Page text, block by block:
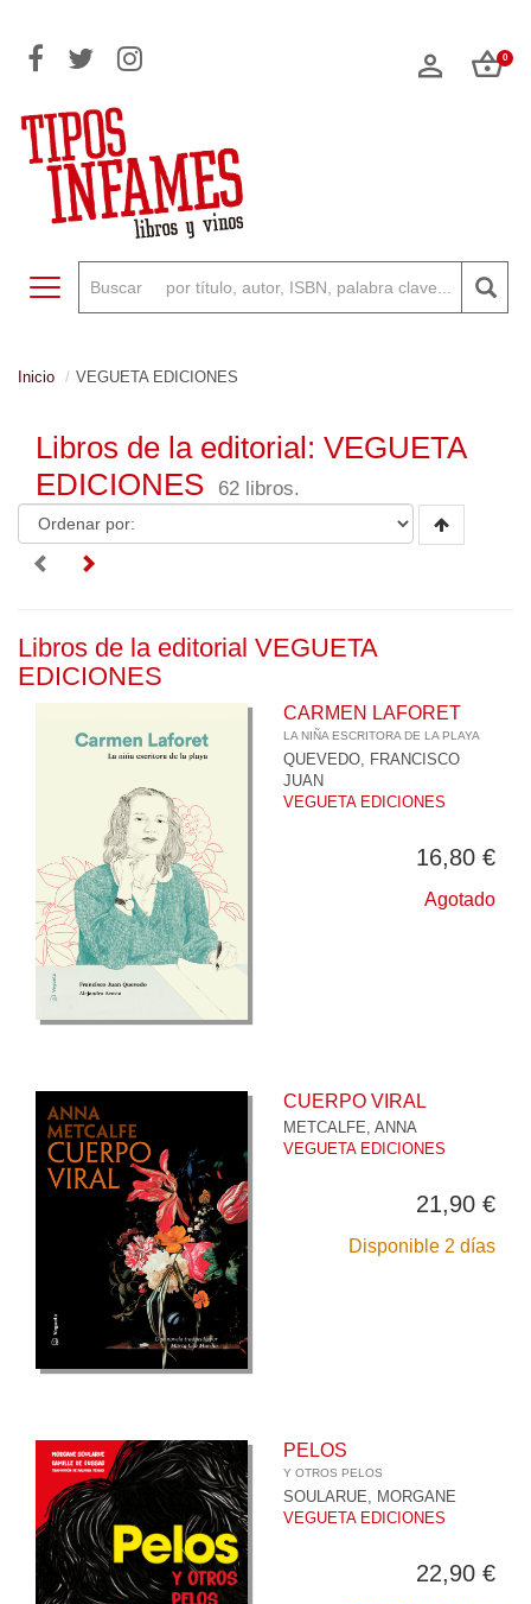
0
Toggle navigation
Inicio VEGUETA EDICIONES
Libros de la editorial: VEGUETA
EDICIONES
62 libros.
Libros de la editorial VEGUETA
EDICIONES
CARMEN LAFORET
LA NIÑA ESCRITORA DE LA PLAYA
QUEVEDO, FRANCISCO
JUAN
VEGUETA EDICIONES
16,80 €
Agotado
CUERPO VIRAL
METCALFE, ANNA
VEGUETA EDICIONES
21,90 €
Disponible 2 días
PELOS
Y OTROS PELOS
SOULARUE, MORGANE
VEGUETA EDICIONES
22,90 €